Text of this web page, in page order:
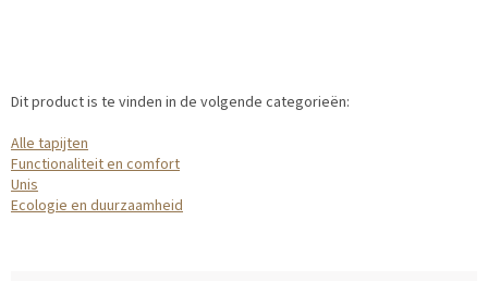
Dit product is te vinden in de volgende categorieën:
Alle tapijten
Functionaliteit en comfort
Unis
Ecologie en duurzaamheid